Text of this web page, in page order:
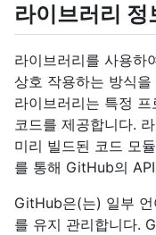
라이브러리 정
라이브러리를 사용하
상호 작용하는 방식
라이브러리는 특정
코드를 제공합니다.
미리 빌드된 코드 모
를 통해 GitHub의
GitHub은(는) 일부
를 유지 관리합니다.